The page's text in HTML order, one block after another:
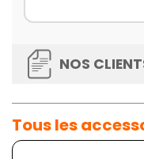
NOS
Tous les